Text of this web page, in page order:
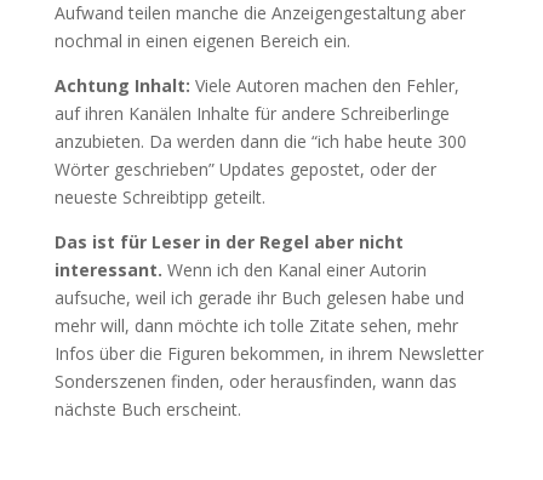
Aufwand teilen manche die Anzeigengestaltung aber
nochmal in einen eigenen Bereich ein.
Achtung Inhalt: Viele Autoren machen den Fehler,
auf ihren Kanälen Inhalte für andere Schreiberlinge
anzubieten. Da werden dann die “ich habe heute 300
Wörter geschrieben” Updates gepostet, oder der
neueste Schreibtipp geteilt.
Das ist für Leser in der Regel aber nicht
interessant. Wenn ich den Kanal einer Autorin
aufsuche, weil ich gerade ihr Buch gelesen habe und
mehr will, dann möchte ich tolle Zitate sehen, mehr
Infos über die Figuren bekommen, in ihrem Newsletter
Sonderszenen finden, oder herausfinden, wann das
nächste Buch erscheint.